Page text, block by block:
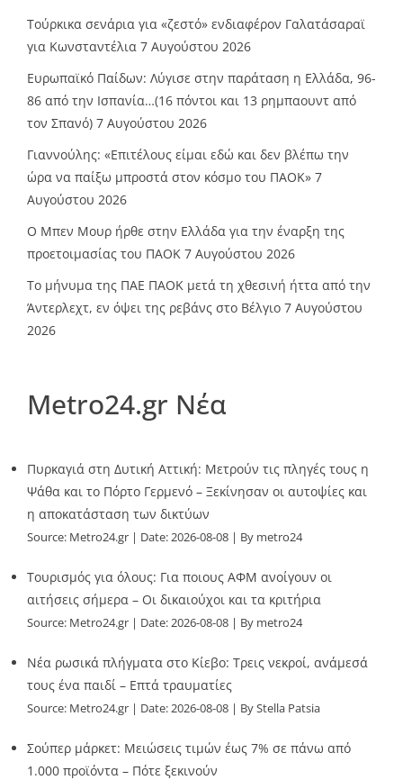
Τούρκικα σενάρια για «ζεστό» ενδιαφέρον Γαλατάσαραϊ
για Κωνσταντέλια 7 Αυγούστου 2026
Ευρωπαϊκό Παίδων: Λύγισε στην παράταση η Ελλάδα, 96-
86 από την Ισπανία…(16 πόντοι και 13 ρημπαουντ από
τον Σπανό) 7 Αυγούστου 2026
Γιαννούλης: «Επιτέλους είμαι εδώ και δεν βλέπω την
ώρα να παίξω μπροστά στον κόσμο του ΠΑΟΚ» 7
Αυγούστου 2026
O Mπεν Μουρ ήρθε στην Ελλάδα για την έναρξη της
προετοιμασίας του ΠΑΟΚ 7 Αυγούστου 2026
Το μήνυμα της ΠΑΕ ΠΑΟΚ μετά τη χθεσινή ήττα από την
Άντερλεχτ, εν όψει της ρεβάνς στο Βέλγιο 7 Αυγούστου
2026
Metro24.gr Νέα
Πυρκαγιά στη Δυτική Αττική: Μετρούν τις πληγές τους η
Ψάθα και το Πόρτο Γερμενό – Ξεκίνησαν οι αυτοψίες και
η αποκατάσταση των δικτύων
Source: Metro24.gr Date: 2026-08-08 By metro24
Τουρισμός για όλους: Για ποιους ΑΦΜ ανοίγουν οι
αιτήσεις σήμερα – Οι δικαιούχοι και τα κριτήρια
Source: Metro24.gr Date: 2026-08-08 By metro24
Νέα ρωσικά πλήγματα στο Κίεβο: Τρεις νεκροί, ανάμεσά
τους ένα παιδί – Επτά τραυματίες
Source: Metro24.gr Date: 2026-08-08 By Stella Patsia
Σούπερ μάρκετ: Μειώσεις τιμών έως 7% σε πάνω από
1.000 προϊόντα – Πότε ξεκινούν